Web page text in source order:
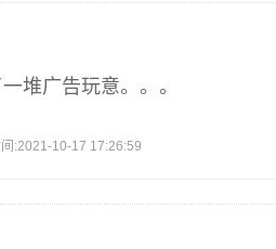
堆广告玩意。。。
:2021-10-17 17:26:59